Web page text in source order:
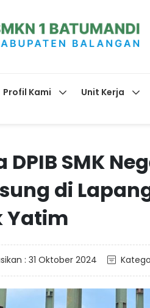
Profil Kami Unit Kerja
DPIB SMK
di
Yatim
: 31 Oktober 2024